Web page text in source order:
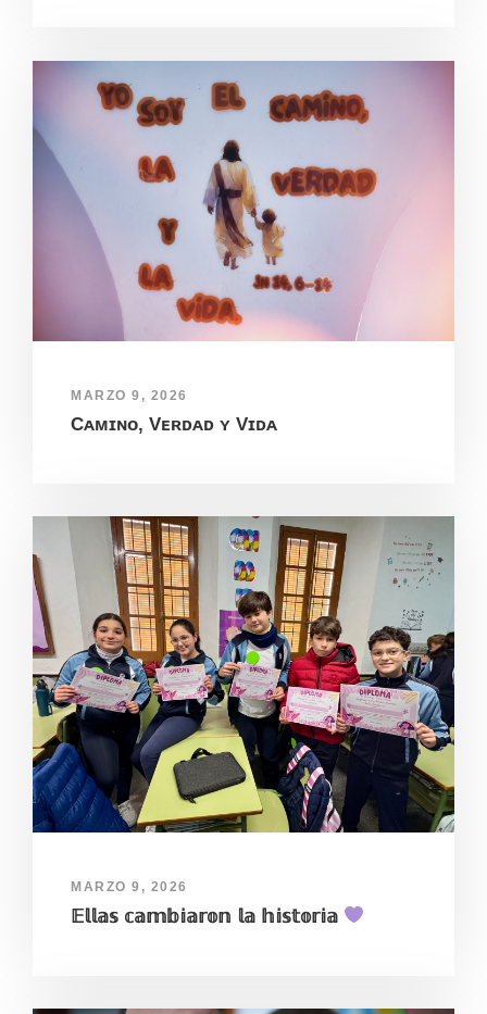
MARZO 9, 2026
Cᴀᴍɪɴᴏ, Vᴇʀᴅᴀᴅ ʏ Vɪᴅᴀ
MARZO 9, 2026
𝔼𝕝𝕝𝕒𝕤 𝕔𝕒𝕞𝕓𝕚𝕒𝕣𝕠𝕟 𝕝𝕒 𝕙𝕚𝕤𝕥𝕠𝕣𝕚𝕒